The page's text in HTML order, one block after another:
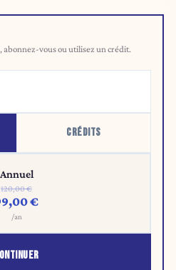
abonnez-vous ou utilisez un crédit.
CRÉDITS
Annuel
120,00 €
€
/an